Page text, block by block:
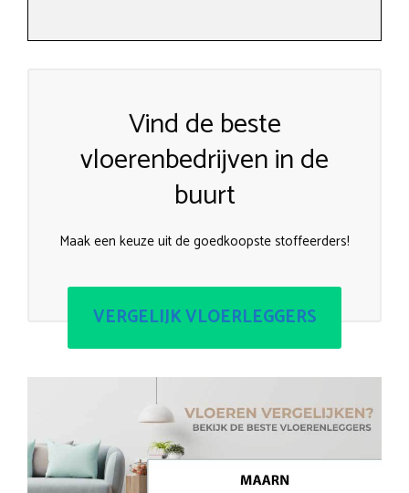
Vind de beste
vloerenbedrijven in de
buurt
Maak een keuze uit de goedkoopste stoffeerders!
VERGELIJK VLOERLEGGERS